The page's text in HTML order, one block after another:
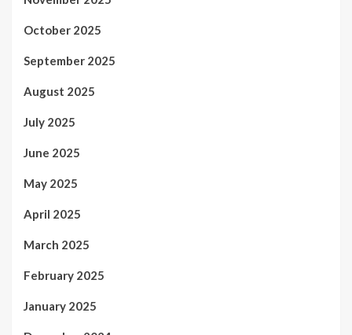
October 2025
September 2025
August 2025
July 2025
June 2025
May 2025
April 2025
March 2025
February 2025
January 2025